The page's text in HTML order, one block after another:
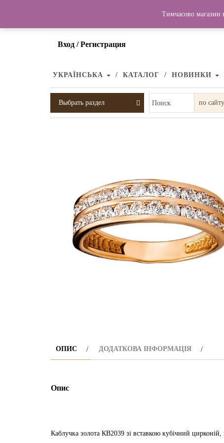
Вход / Регистрация
УКРАЇНСЬКА КАТАЛОГ НОВИНКИ
Выбрать раздел Поиск
ОПИС ДОДАТКОВА ІНФОРМАЦІЯ
Опис
Каблучка золота КВ2039 зі вставкою кубічний
Тимчасово магазин